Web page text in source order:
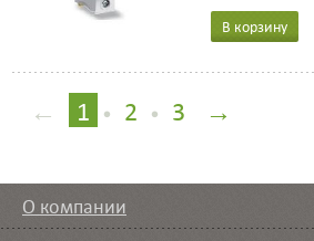
В корзину
← 1 • 2 • 3 →
О компании